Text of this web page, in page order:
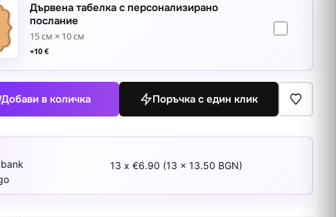
Дървена табелка с персонализирано
послание
15 см × 10 см
+10 €
Добави в количка Поръчка с един клик
13 x €6.90 (13 x 13.50 BGN)